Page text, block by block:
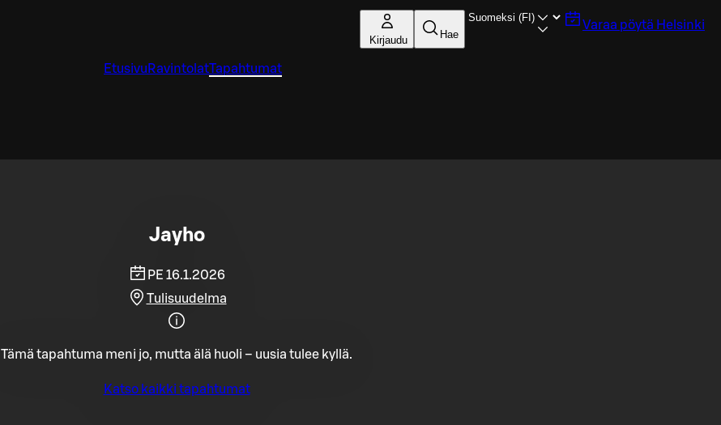
Kirjaudu Hae
Varaa pöytä Helsinki
Etusivu RavintolatTapahtumat
Jayho
PE 16.1.2026
Tulisuudelma
Tämä tapahtuma meni jo, mutta älä huoli – uusia tulee kyllä.
Katso kaikki tapahtumat